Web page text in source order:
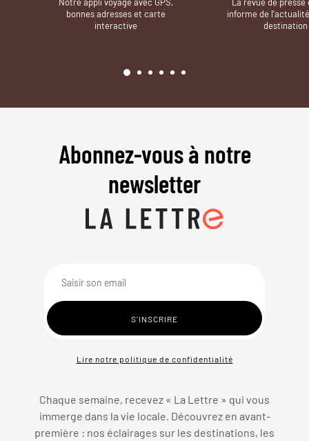
bonnes adresses et carte
interactive
informe de
destination
Abonnez-vous à notre
newsletter
Lire notre politique de confidentialité
Chaque semaine, recevez « La Lettre » qui vous
immerge dans la vie locale. Découvrez en avant-
première : nos éclairages sur les destinations, les